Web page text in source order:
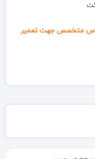
متخصص جهت تعمیر